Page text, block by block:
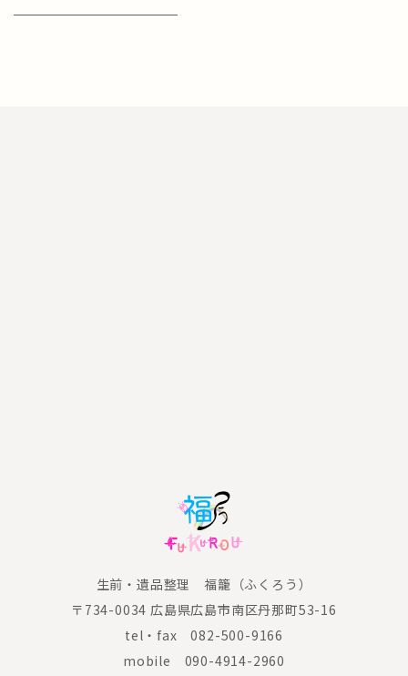
生前・遺品整理 福籠（ふくろう）
〒734-0034 広島県広島市南区丹那町53-16
tel・fax082-500-9166
mobile 090-4914-2960